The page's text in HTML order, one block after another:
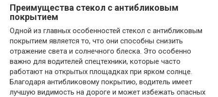
Преимущества стекол с антибликовым
покрытием
Одной из главных особенностей стекол с антибликовым
покрытием является то, что они способны снизить
отражение света и солнечного блеска. Это особенно
важно для водителей спецтехники, которые часто
работают на открытых площадках при ярком солнце.
Благодаря антибликовому покрытию, водитель имеет
лучшую видимость на дороге и может избежать опасных